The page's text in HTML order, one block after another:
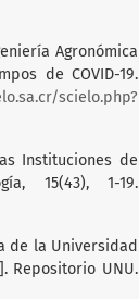
Agronómica
de COVID-19.
scielo.php?
Instituciones de
15(43), 1-19.
de la Universidad
Repositorio UNU.